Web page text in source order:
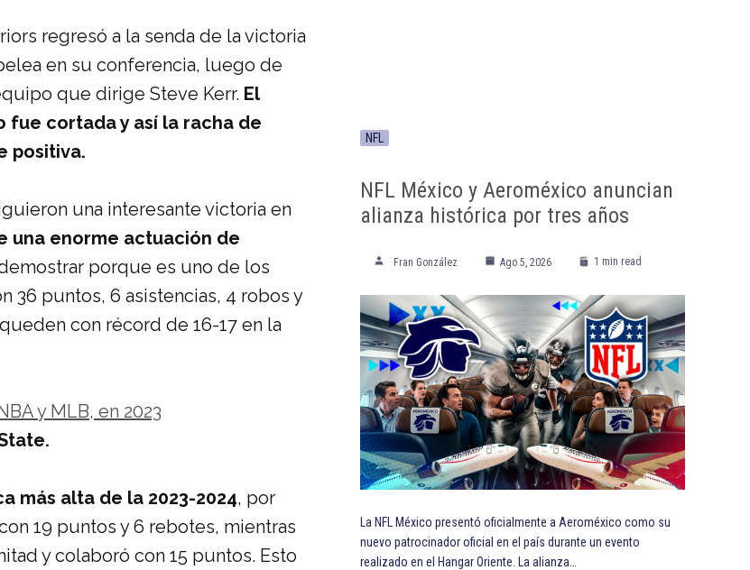
regresó a la senda de la victoria
en su conferencia, luego de
que dirige Steve Kerr. El
fue cortada y así la racha de
positiva.
una interesante victoria en
una enorme actuación de
porque es uno de los
36 puntos, 6 asistencias, 4 robos y
con récord de 16-17 en la
y MLB, en 2023
más alta de la 2023-2024, por
19 puntos y 6 rebotes, mientras
y colaboró con 15 puntos. Esto
NFL
NFL México y Aeroméxico anuncian
alianza histórica por tres años
Fran González Ago 5, 2026 1 min read
La NFL México presentó oficialmente a Aeroméxico como su
nuevo patrocinador oficial en el país durante un evento
realizado en el Hangar Oriente. La alianza…